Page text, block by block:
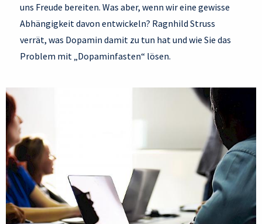
uns Freude bereiten. Was aber, wenn wir eine gewisse
Abhängigkeit davon entwickeln? Ragnhild Struss
verrät, was Dopamin damit zu tun hat und wie Sie das
Problem mit „Dopaminfasten“ lösen.